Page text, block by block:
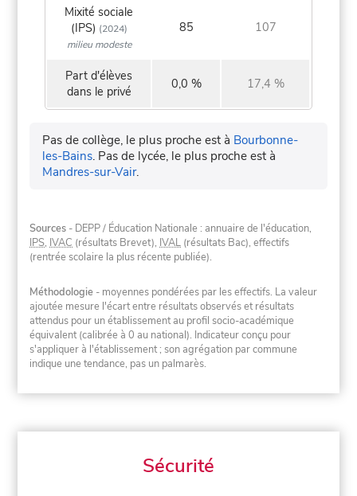
Mixité sociale
(IPS) (2024)
milieu modeste
85 107
Part d'élèves
dans le privé
0,0 % 17,4 %
Pas de collège, le plus proche est à Bourbonne-
les-Bains. Pas de lycée, le plus proche est à
Mandres-sur-Vair.
Sources - DEPP / Éducation Nationale : annuaire de l'éducation,
IPS, IVAC (résultats Brevet), IVAL (résultats Bac), effectifs
(rentrée scolaire la plus récente publiée).
Méthodologie - moyennes pondérées par les effectifs. La valeur
ajoutée mesure l'écart entre résultats observés et résultats
attendus pour un établissement au profil socio-académique
équivalent (calibrée à 0 au national). Indicateur conçu pour
s'appliquer à l'établissement ; son agrégation par commune
indique une tendance, pas un palmarès.
Sécurité